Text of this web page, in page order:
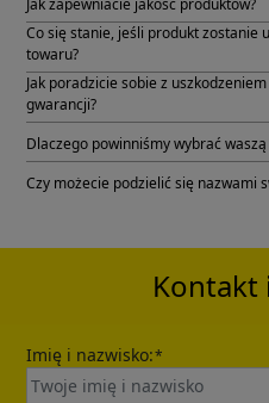
Co się stanie, jeśli produkt zostanie
towaru?
Jak poradzicie sobie z
gwarancji?
Dlaczego powinniśmy wybrać
Czy możecie podzielić się nazwami
Kontakt
Imię i nazwisko:*